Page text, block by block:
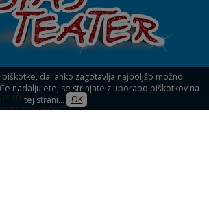
teater
sedež)
da lahko zagotavlja najboljšo možno
nadaljujete, se strinjate z uporabo piškotkov na
tej strani...
OK